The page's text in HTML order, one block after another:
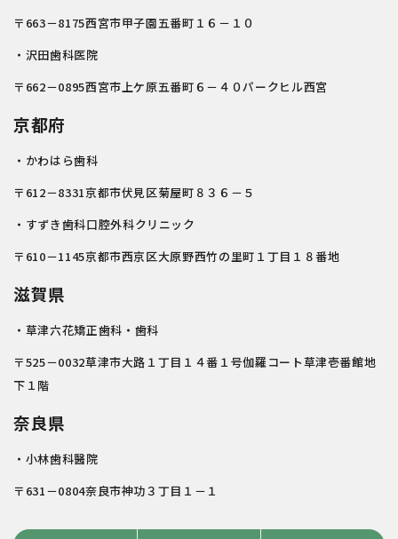
〒663－8175西宮市甲子園五番町１６－１０
・沢田歯科医院
〒662－0895西宮市上ケ原五番町６－４０パークヒル西宮
京都府
・かわはら歯科
〒612－8331京都市伏見区菊屋町８３６－５
・すずき歯科口腔外科クリニック
〒610－1145京都市西京区大原野西竹の里町１丁目１８番地
滋賀県
・草津六花矯正歯科・歯科
〒525－0032草津市大路１丁目１４番１号伽羅コート草津壱番館地
下１階
奈良県
・小林歯科醫院
〒631－0804奈良市神功３丁目１－１